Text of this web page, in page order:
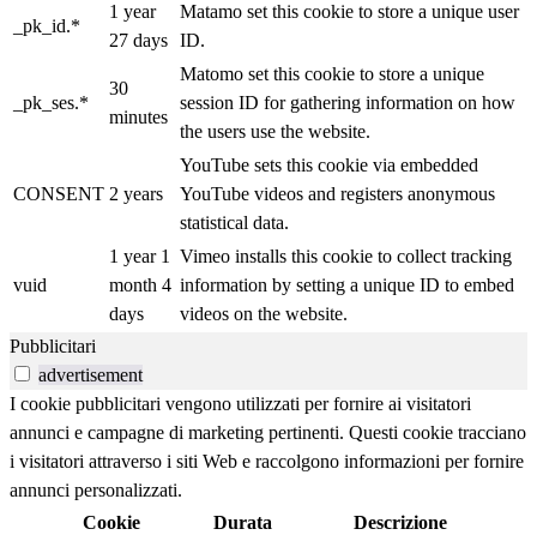
_pk_id.*
1 year
27 days
Matamo set this cookie to store a unique user
ID.
_pk_ses.*
30
minutes
Matomo set this cookie to store a unique
session ID for gathering information on how
the users use the website.
CONSENT 2 years
YouTube sets this cookie via embedded
YouTube videos and registers anonymous
statistical data.
vuid
1 year 1
month 4
days
Vimeo installs this cookie to collect tracking
information by setting a unique ID to embed
videos on the website.
Pubblicitari
advertisement
I cookie pubblicitari vengono utilizzati per fornire ai visitatori
annunci e campagne di marketing pertinenti. Questi cookie tracciano
i visitatori attraverso i siti Web e raccolgono informazioni per fornire
annunci personalizzati.
Cookie
Durata Descrizione